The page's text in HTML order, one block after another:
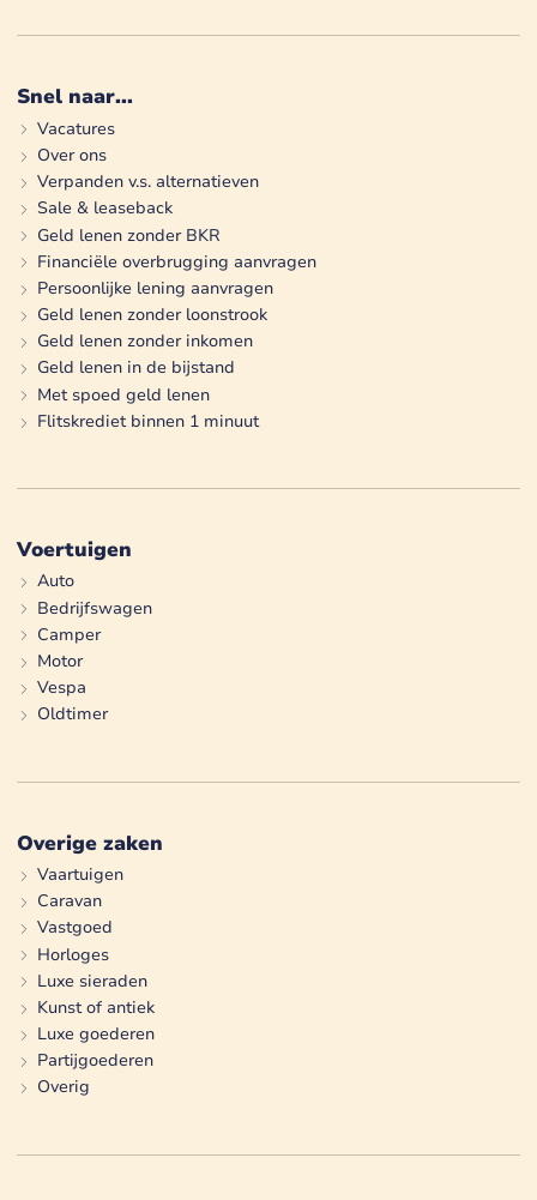
Snel naar...
Vacatures
Over ons
Verpanden v.s. alternatieven
Sale & leaseback
Geld lenen zonder BKR
Financiële overbrugging aanvragen
Persoonlijke lening aanvragen
Geld lenen zonder loonstrook
Geld lenen zonder inkomen
Geld lenen in de bijstand
Met spoed geld lenen
Flitskrediet binnen 1 minuut
Voertuigen
Auto
Bedrijfswagen
Camper
Motor
Vespa
Oldtimer
Overige zaken
Vaartuigen
Caravan
Vastgoed
Horloges
Luxe sieraden
Kunst of antiek
Luxe goederen
Partijgoederen
Overig